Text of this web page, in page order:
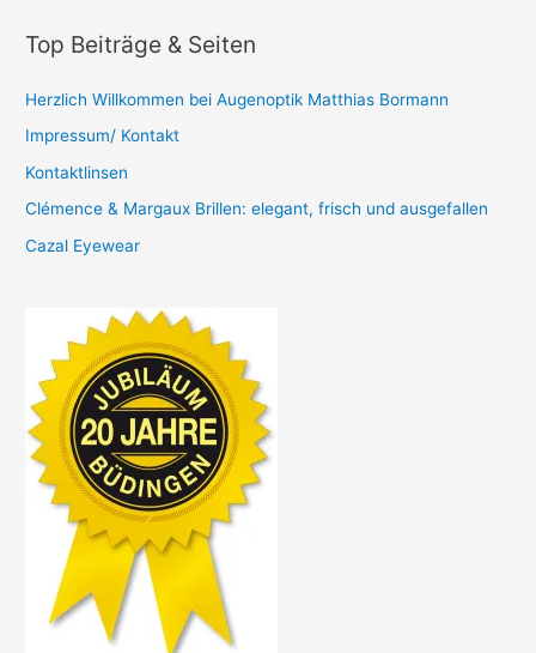
Top Beiträge & Seiten
Herzlich Willkommen bei Augenoptik Matthias Bormann
Impressum/ Kontakt
Kontaktlinsen
Clémence & Margaux Brillen: elegant, frisch und ausgefallen
Cazal Eyewear